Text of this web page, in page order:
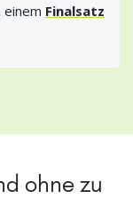
einem Finalsatz
ohne zu